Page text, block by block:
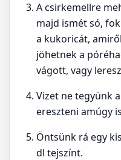
A csirkemellre
majd ismét só,
a kukoricát,
jöhetnek a
vágott, vagy
Vizet ne tegyünk
ereszteni amúgy
Öntsünk rá egy
dl tejszínt.